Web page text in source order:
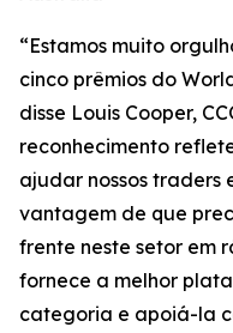
“Estamos muito
cinco prêmios do
disse Louis Cooper,
reconhecimento
ajudar nossos traders
vantagem de que
frente neste setor em
fornece a melhor
categoria e apoiá-la